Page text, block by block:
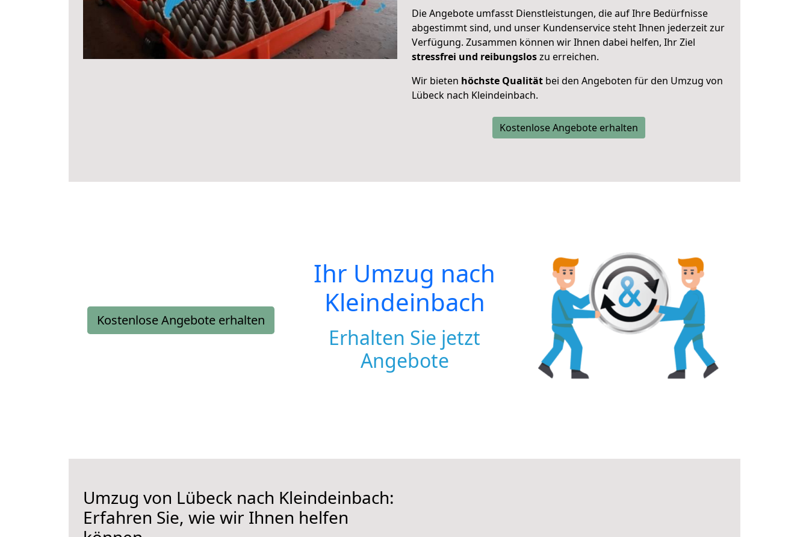
Die Angebote umfasst Dienstleistungen, die auf Ihre Bedürfnisse
abgestimmt sind, und unser Kundenservice steht Ihnen jederzeit zur
Verfügung. Zusammen können wir Ihnen dabei helfen, Ihr Ziel
stressfrei und reibungsloszu erreichen.
Wir bieten höchste Qualität bei den Angeboten für den Umzug von
Lübeck nach Kleindeinbach.
Kostenlose Angebote erhalten
Kostenlose Angebote erhalten
Ihr Umzug nach
Kleindeinbach
Erhalten Sie jetzt
Angebote
Umzug von Lübeck nach Kleindeinbach:
Erfahren Sie, wie wir Ihnen helfen